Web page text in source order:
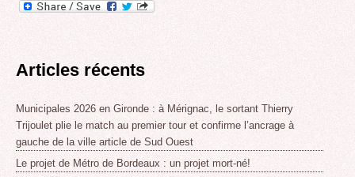
Articles récents
Municipales 2026 en Gironde : à Mérignac, le sortant Thierry
Trijoulet plie le match au premier tour et confirme l’ancrage à
gauche de la ville article de Sud Ouest
Le projet de Métro de Bordeaux : un projet mort-né!